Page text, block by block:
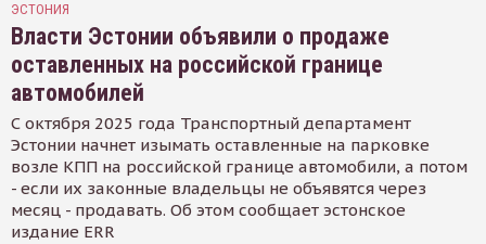
ЭСТОНИЯ
Власти Эстонии объявили о продаже
оставленных на российской границе
автомобилей
С октября 2025 года Транспортный департамент
Эстонии начнет изымать оставленные на парковке
возле КПП на российской границе автомобили, а потом
- если их законные владельцы не объявятся через
месяц - продавать. Об этом сообщает эстонское
издание ERR